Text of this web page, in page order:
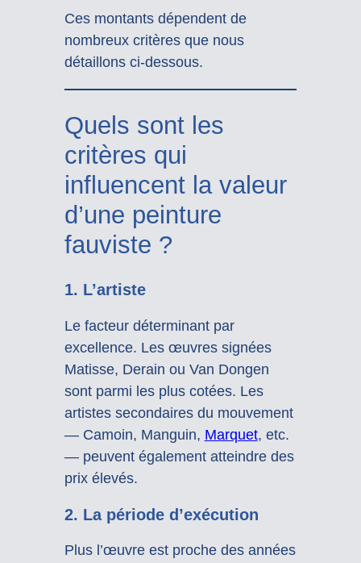
Ces montants dépendent de
nombreux critères que nous
détaillons ci-dessous.
Quels sont les
critères qui
influencent la valeur
d’une peinture
fauviste ?
1. L’artiste
Le facteur déterminant par
excellence. Les œuvres signées
Matisse, Derain ou Van Dongen
sont parmi les plus cotées. Les
artistes secondaires du mouvement
— Camoin, Manguin, Marquet, etc.
— peuvent également atteindre des
prix élevés.
2. La période d’exécution
Plus l’œuvre est proche des années